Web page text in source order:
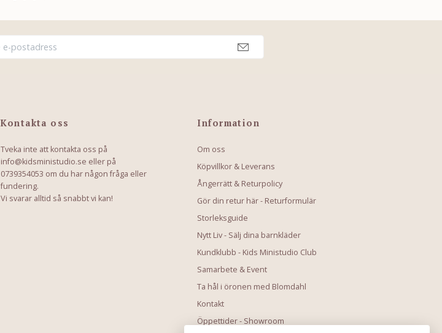
Kontakta oss
Tveka inte att kontakta oss på
info@kidsministudio.se eller på
0739354053 om du har någon fråga eller
fundering.
Vi svarar alltid så snabbt vi kan!
Information
Om oss
Köpvillkor & Leverans
Ångerrätt & Returpolicy
Gör din retur här - Returformulär
Storleksguide
Nytt Liv - Sälj dina barnkläder
Kundklubb - Kids Ministudio Club
Samarbete & Event
Ta hål i öronen med Blomdahl
Kontakt
Öppettider - Showroom